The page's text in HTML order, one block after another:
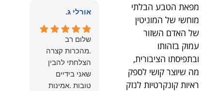
מפאת הטבע הבלתי
מוחשי של המוניטין
של האדם השזור
עמוק בזהותו
ובתפיסתו הציבורית,
מה שיוצר קושי לספק
ראיות קונקרטיות לנזק
הלב לכל מי
שמחפש עורך דין
מקצועי, אמין
ומסור.
הוא שלנו.
אורלי ג.
שלום רב
.מהכרות קצרה
הצלחתי להבין
שאני בידיים
טובות .אמינות